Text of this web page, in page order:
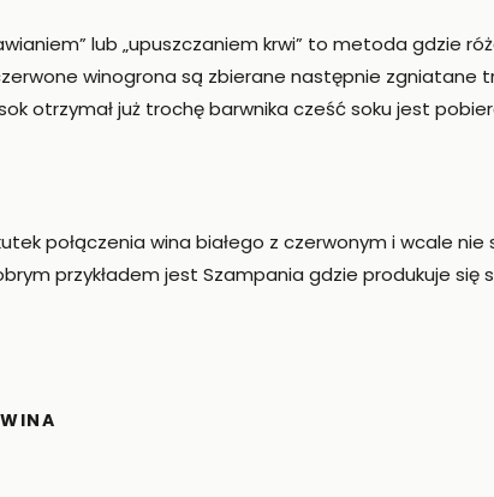
lub „upuszczaniem krwi” to metoda gdzie
winogrona są zbierane następnie
otrzymał już trochę barwnika cześć soku jest
połączenia wina białego z czerwonym i wcale nie
przykładem jest Szampania gdzie produkuje się